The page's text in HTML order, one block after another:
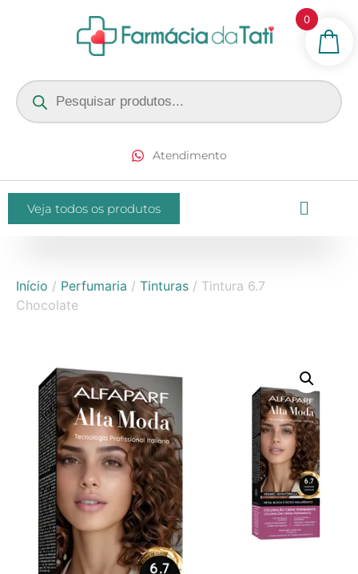
Atendimento
Veja todos os produtos
Início / Perfumaria / Tinturas / Tintura 6.7
Chocolate
0